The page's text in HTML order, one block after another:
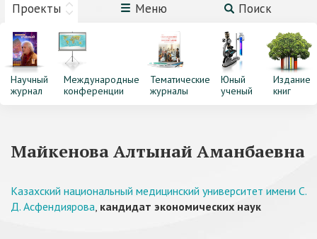
Проекты Меню Поиск
Научный
журнал
Международные
конференции
Тематические
журналы
Юный
ученый
Издание
книг
Майкенова Алтынай Аманбаевна
Казахский национальный медицинский университет имени С.
Д. Асфендиярова, кандидат экономических наук